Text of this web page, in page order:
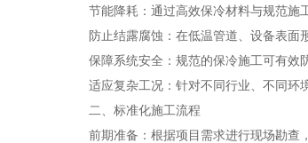
节能降耗：通过高效保冷材料与规范施工
防止结露腐蚀：在低温管道、设备表面形
保障系统安全：规范的保冷施工可有效
适应复杂工况：针对不同行业、不同环境
二、标准化施工流程
前期准备：根据项目需求进行现场勘查，